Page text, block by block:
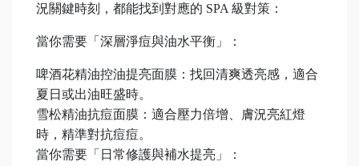
況關鍵時刻，都能找到對應的 SPA 級對策：
當你需要「深層淨痘與油水平衡」：
啤酒花精油控油提亮面膜：找回清爽透亮感，適合
夏日或出油旺盛時。
雪松精油抗痘面膜：適合壓力倍增、膚況亮紅燈
時，精準對抗痘痘。
當你需要「日常修護與補水提亮」：